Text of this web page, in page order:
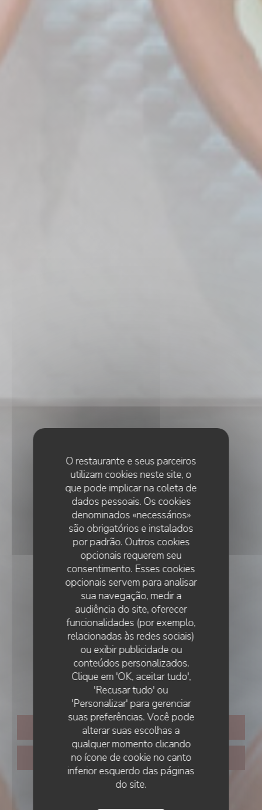
O restaurante e seus parceiros
utilizam cookies neste site, o
que pode implicar na coleta de
dados pessoais. Os cookies
denominados «necessários»
são obrigatórios e instalados
por padrão. Outros cookies
opcionais requerem seu
consentimento. Esses cookies
opcionais servem para analisar
sua navegação, medir a
audiência do site, oferecer
funcionalidades (por exemplo,
relacionadas às redes sociais)
ou exibir publicidade ou
conteúdos personalizados.
Clique em 'OK, aceitar tudo',
'Recusar tudo' ou
'Personalizar' para gerenciar
suas preferências. Você pode
alterar suas escolhas a
qualquer momento clicando
no ícone de cookie no canto
inferior esquerdo das páginas
do site.
• PARIS
Les Vignes du Liban
Paris
RESERVAR UMA MESA
CLIQUE E RECOLHA